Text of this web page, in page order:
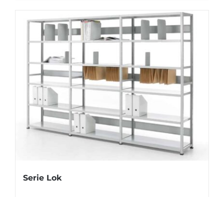
Serie Lok